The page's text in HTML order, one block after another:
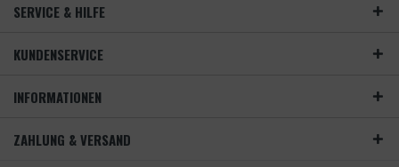
SERVICE & HILFE
KUNDENSERVICE
INFORMATIONEN
ZAHLUNG & VERSAND